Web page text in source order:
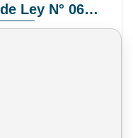
Pronunciamiento Institucional sobre el Proyecto de Ley N° 068/2025-2026 C.S.